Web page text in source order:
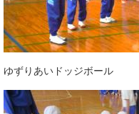
ゆずりあいドッジボール